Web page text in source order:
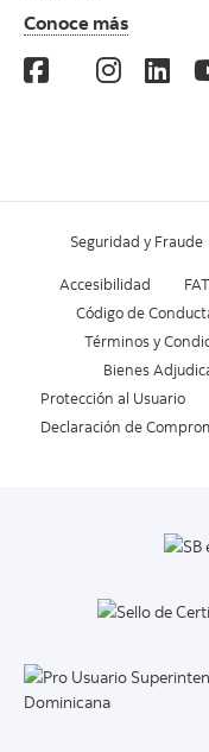
Conoce más
Seguridad y Fraude
Accesibilidad
Código de
Términos y
Bienes
Protección al Usuario
Declaración de